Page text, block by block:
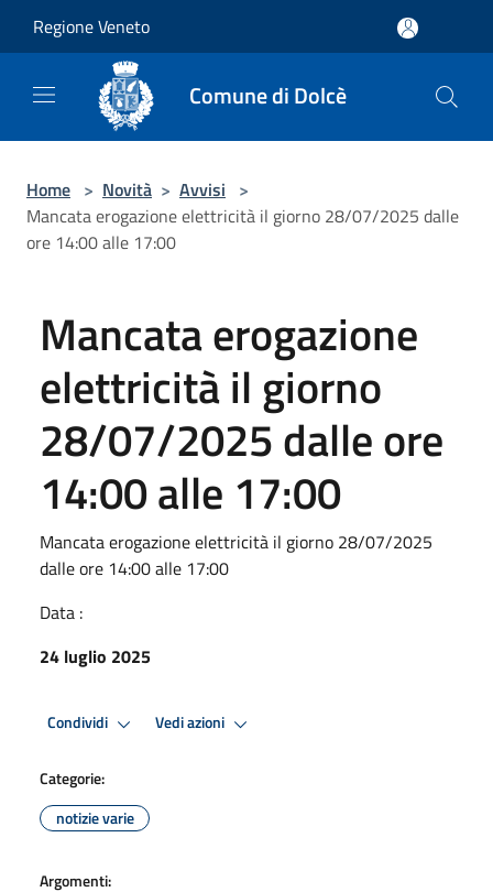
Regione Veneto
Comune di Dolcè
Home > Novità > Avvisi >
Mancata erogazione elettricità il giorno 28/07/2025 dalle
ore 14:00 alle 17:00
Mancata erogazione
elettricità il giorno
28/07/2025 dalle ore
14:00 alle 17:00
Mancata erogazione elettricità il giorno 28/07/2025
dalle ore 14:00 alle 17:00
Data :
24 luglio 2025
Condividi Vedi azioni
Categorie:
notizie varie
Argomenti: